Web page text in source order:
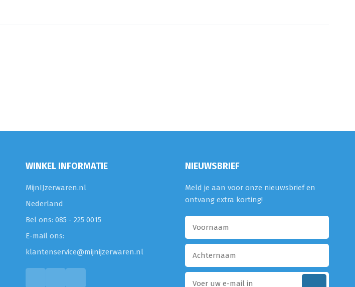
WINKEL INFORMATIE
MijnIJzerwaren.nl
Nederland
Bel ons: 085 - 225 0015
E-mail ons:
klantenservice@mijnijzerwaren.nl
NIEUWSBRIEF
Meld je aan voor onze nieuwsbrief en
ontvang extra korting!